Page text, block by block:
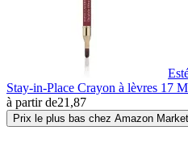
Stay-in-Place Crayon à lèvres 17
à partir de21,87
Prix le plus bas chez Amazon